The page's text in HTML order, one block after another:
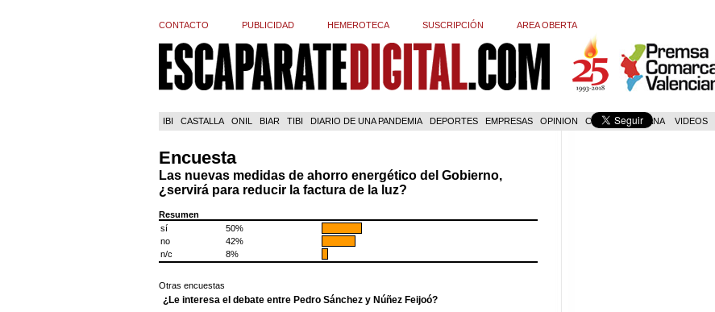
CONTACTO PUBLICIDAD HEMEROTECA SUSCRIPCIÓN AREA OBERTA
IBI CASTALLA ONIL BIAR TIBI DIARIO DE UNA PANDEMIA DEPORTES EMPRESAS OPINION COM. VALENCIANA
VIDEOS
Encuesta
Las nuevas medidas de ahorro energético del Gobierno,
¿servirá para reducir la factura de la luz?
Resumen
sí
50%
no
42%
n/c
8%
Otras encuestas
¿Le interesa el debate entre Pedro Sánchez y Núñez Feijoó?